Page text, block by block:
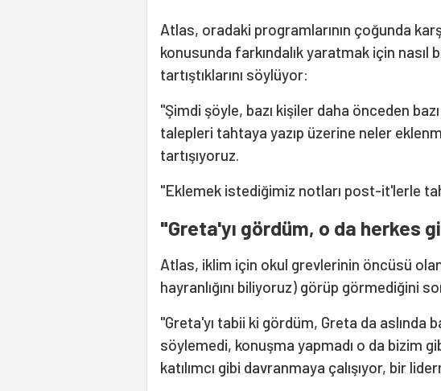
Atlas, oradaki programlarının çoğunda
konusunda farkındalık yaratmak için nasıl
tartıştıklarını söylüyor:
"Şimdi şöyle, bazı kişiler daha önceden
talepleri tahtaya yazıp üzerine neler
tartışıyoruz.
"Eklemek istediğimiz notları post-it'lerle
"Greta'yı gördüm, o da herkes
Atlas, iklim için okul grevlerinin öncüsü
hayranlığını biliyoruz) görüp görmediğini
"Greta'yı tabii ki gördüm, Greta da aslında
söylemedi, konuşma yapmadı o da bizim
katılımcı gibi davranmaya çalışıyor, bir